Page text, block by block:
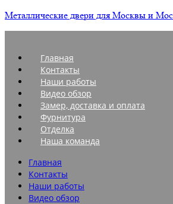
Металлические двери для Москвы и
Главная
Контакты
Наши работы
Видео обзор
Замер, доставка и оплата
Фурнитура
Отделка
Наша команда
Главная
Контакты
Наши работы
Видео обзор